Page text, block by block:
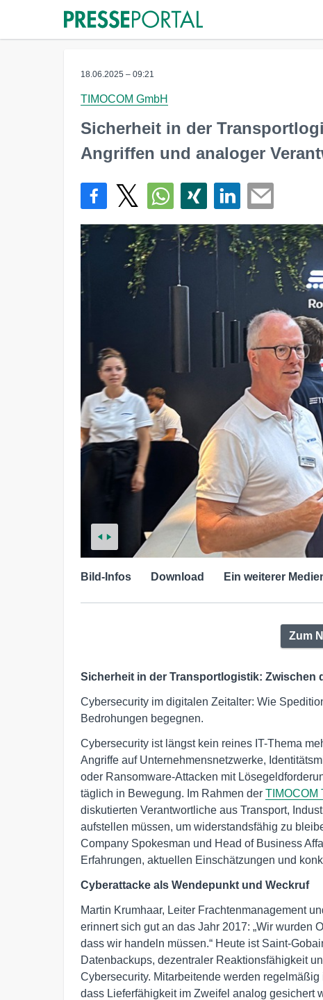
18.06.2025 – 09:21
TIMOCOM GmbH
Sicherheit in der
Angriffen und analoger
Bild-Infos Download Ein weiterer
Zum
Sicherheit in der Transportlogistik: Zwischen
Cybersecurity im digitalen Zeitalter: Wie
Bedrohungen begegnen.
Cybersecurity ist längst kein reines IT-Thema
Angriffe auf Unternehmensnetzwerke,
oder Ransomware-Attacken mit
täglich in Bewegung. Im Rahmen der TIMOCOM
diskutierten Verantwortliche aus Transport,
aufstellen müssen, um widerstandsfähig zu
Company Spokesman und Head of Business
Erfahrungen, aktuellen Einschätzungen und
Cyberattacke als Wendepunkt und Weckruf
Martin Krumhaar, Leiter Frachtenmanagement
erinnert sich gut an das Jahr 2017: „Wir wurden
dass wir handeln müssen.“ Heute ist Saint-
Datenbackups, dezentraler Reaktionsfähigkeit
Cybersecurity. Mitarbeitende werden
dass Lieferfähigkeit im Zweifel analog gesichert